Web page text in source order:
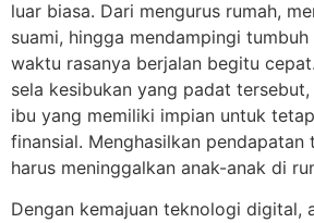
luar biasa. Dari mengurus rumah,
suami, hingga mendampingi
waktu rasanya berjalan begitu
sela kesibukan yang padat
ibu yang memiliki impian untuk
finansial. Menghasilkan pendapatan
harus meninggalkan anak-anak di
Dengan kemajuan teknologi digital,